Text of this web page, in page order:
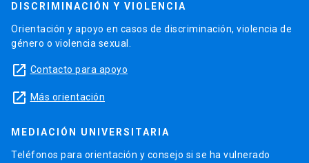
DISCRIMINACIÓN Y VIOLENCIA
Orientación y apoyo en casos de discriminación, violencia de
género o violencia sexual.
launch Contacto para apoyo
launch Más orientación
MEDIACIÓN UNIVERSITARIA
Teléfonos para orientación y consejo si se ha vulnerado